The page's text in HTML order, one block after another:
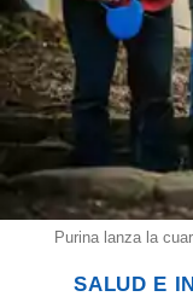
Purina lanza la
SALUD E